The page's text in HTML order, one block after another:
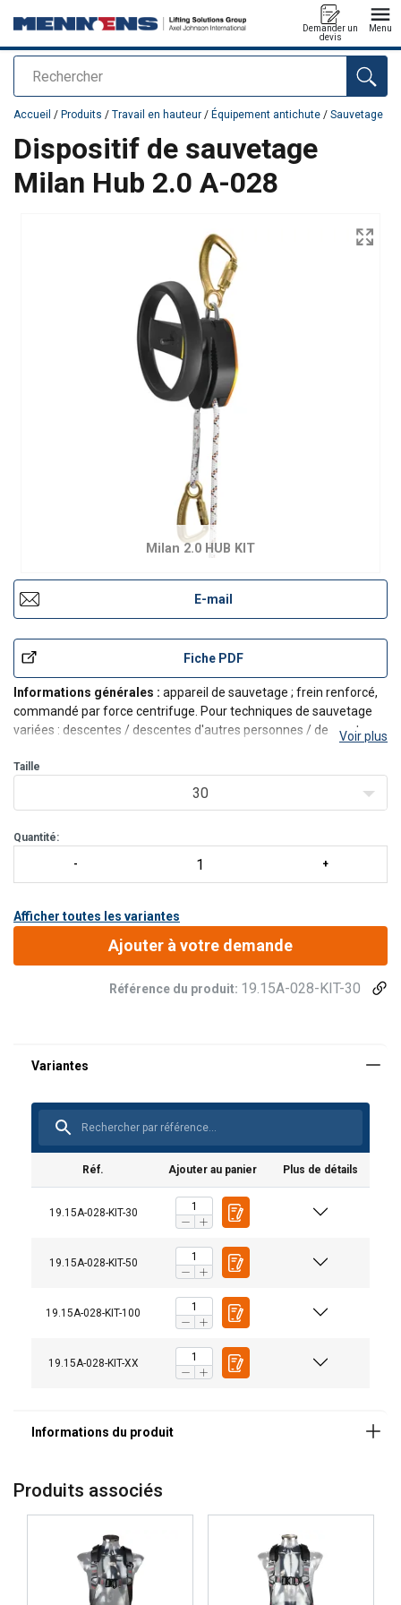
Rechercher
Demander un
devis
Menu
Ajouté au panier
Accueil / Produits / Travail en hauteur / Équipement antichute / Sauvetage
Dispositif de sauvetage
Milan Hub 2.0 A-028
Milan 2.0 HUB KIT
E-mail
Fiche PDF
Informations générales : appareil de sauvetage ; frein renforcé,
commandé par force centrifuge. Pour techniques de sauvetage
variées : descentes / descentes d'autres personnes / descente en
Le MILAN 2.0 HUB est équipé d’une fonction de levage suppl
Voir plus
Taille
30
Quantité:
Afficher toutes les variantes
Ajouter à votre demande
Référence du produit: 19.15A-028-KIT-30
Réf. Ajouter au panier Plus de détails
19.15A-028-KIT-30
19.15A-028-KIT-50
19.15A-028-KIT-100
19.15A-028-KIT-XX
Marquage:
Plage de température d'utilisation:
Norme:
Produits associés